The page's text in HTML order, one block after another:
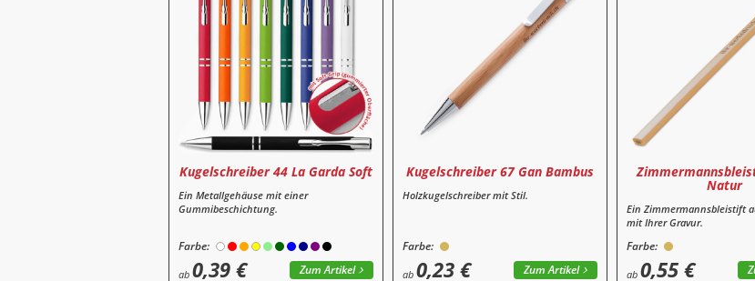
Kugelschreiber 44 La Garda Soft
Ein Metallgehäuse mit einer
Gummibeschichtung.
Farbe:
ab 0,39 € Zum Artikel
Kugelschreiber 67 Gan Bambus
Holzkugelschreiber mit Stil.
Farbe:
ab 0,23 € Zum Artikel
Natur
Ein Zimmermannsbleistift
mit Ihrer Gravur.
Farbe:
ab 0,55 €